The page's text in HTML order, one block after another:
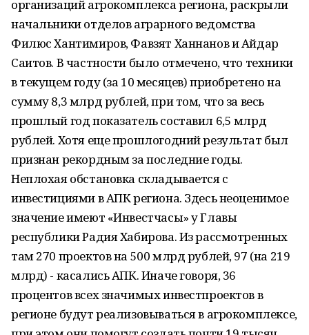
организаций агрокомплекса региона, раскрыли
начальники отделов аграрного ведомства
Филюс Хантимиров, Фавзят Ханнанов и Айдар
Саитов. В частности было отмечено, что техники
в текущем году (за 10 месяцев) приобретено на
сумму 8,3 млрд рублей, при том, что за весь
прошлый год показатель составил 6,5 млрд
рублей. Хотя еще прошлогодний результат был
признан рекордным за последние годы.
Неплохая обстановка складывается с
инвестициями в АПК региона. Здесь неоценимое
значение имеют «Инвестчасы» у Главы
республики Радия Хабирова. Из рассмотренных
там 270 проектов на 500 млрд рублей, 97 (на 219
млрд) - касались АПК. Иначе говоря, 36
процентов всех значимых инвестпроектов в
регионе будут реализовываться в агрокомплексе,